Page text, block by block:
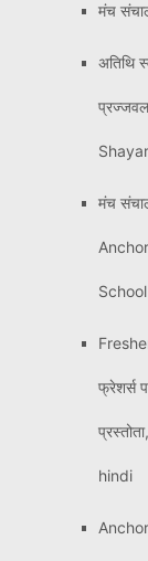
मंच
अतिथि
मंच
School
फ्रेशर्स
hindi